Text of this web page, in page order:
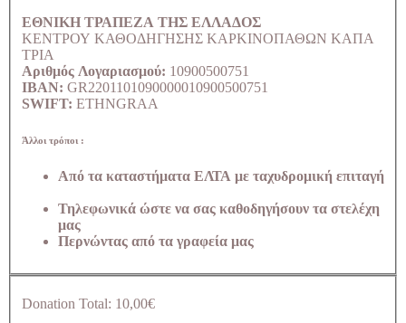
ΕΘΝΙΚΗ ΤΡΑΠΕΖΑ ΤΗΣ ΕΛΛΑΔΟΣ
ΚΕΝΤΡΟΥ ΚΑΘΟΔΗΓΗΣΗΣ ΚΑΡΚΙΝΟΠΑΘΩΝ ΚΑΠΑ
ΤΡΙΑ
Αριθμός Λογαριασμού: 10900500751
IBAN: GR2201101090000010900500751
SWIFT: ETHNGRAA
Άλλοι τρόποι :
Από τα καταστήματα ΕΛΤΑ με ταχυδρομική επιταγή
Τηλεφωνικά ώστε να σας καθοδηγήσουν τα στελέχη
μας
Περνώντας από τα γραφεία μας
Donation Total: 10,00€